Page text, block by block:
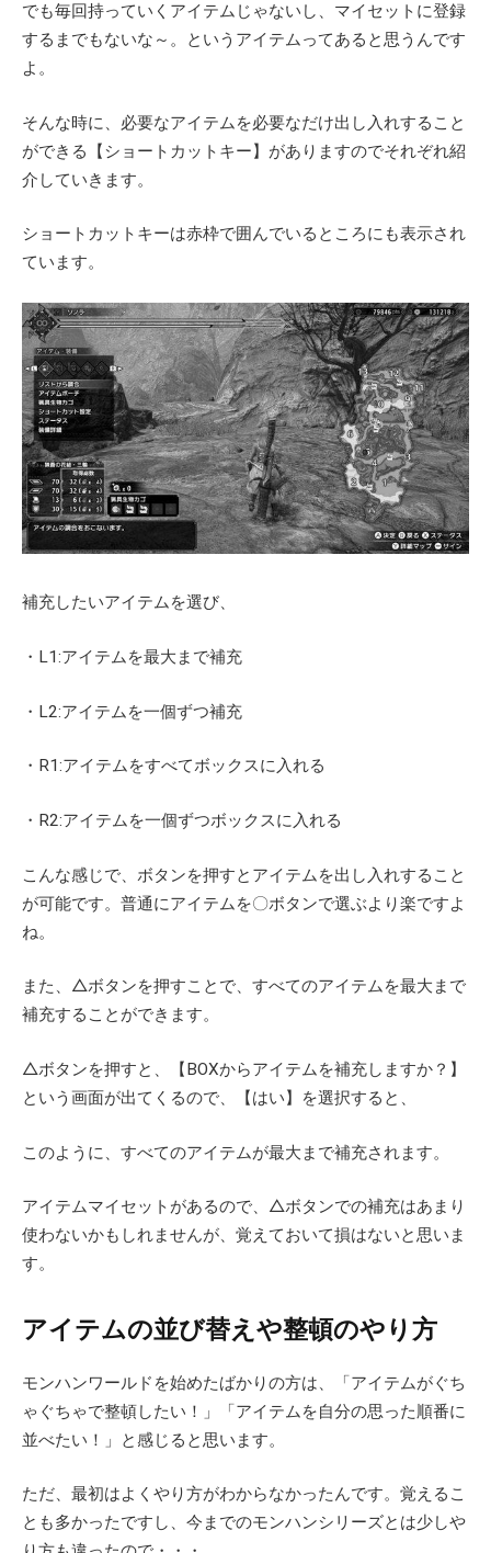
でも毎回持っていくアイテムじゃないし、マイセットに登録
するまでもないな～。というアイテムってあると思うんです
よ。
そんな時に、必要なアイテムを必要なだけ出し入れすること
ができる【ショートカットキー】がありますのでそれぞれ紹
介していきます。
ショートカットキーは赤枠で囲んでいるところにも表示され
ています。
補充したいアイテムを選び、
・L1:アイテムを最大まで補充
・L2:アイテムを一個ずつ補充
・R1:アイテムをすべてボックスに入れる
・R2:アイテムを一個ずつボックスに入れる
こんな感じで、ボタンを押すとアイテムを出し入れすること
が可能です。普通にアイテムを〇ボタンで選ぶより楽ですよ
ね。
また、△ボタンを押すことで、すべてのアイテムを最大まで
補充することができます。
△ボタンを押すと、【BOXからアイテムを補充しますか？】
という画面が出てくるので、【はい】を選択すると、
このように、すべてのアイテムが最大まで補充されます。
アイテムマイセットがあるので、△ボタンでの補充はあまり
使わないかもしれませんが、覚えておいて損はないと思いま
す。
アイテムの並び替えや整頓のやり方
モンハンワールドを始めたばかりの方は、「アイテムがぐち
ゃぐちゃで整頓したい！」「アイテムを自分の思った順番に
並べたい！」と感じると思います。
ただ、最初はよくやり方がわからなかったんです。覚えるこ
とも多かったですし、今までのモンハンシリーズとは少しや